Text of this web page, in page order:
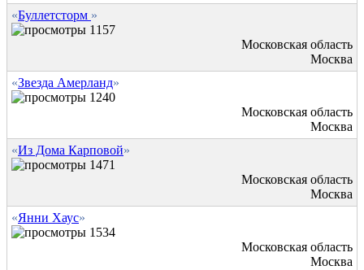
«Буллетсторм »
1157
Московская область
Москва
«Звезда Амерланд»
1240
Московская область
Москва
«Из Дома Карповой»
1471
Московская область
Москва
«Янни Хаус»
1534
Московская область
Москва